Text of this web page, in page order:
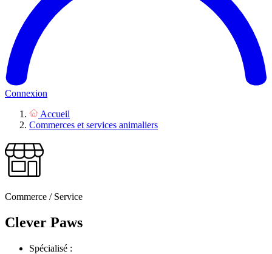
Connexion
Accueil
Commerces et services animaliers
Commerce / Service
Clever Paws
Spécialisé :